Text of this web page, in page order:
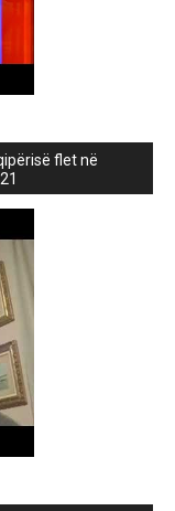
flet në